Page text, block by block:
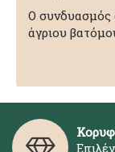
Ο συνδυασμός
άγριου